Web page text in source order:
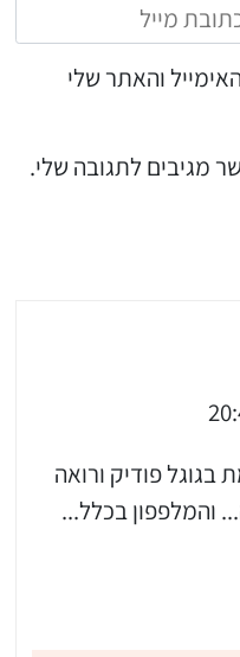
והאתר שלי
מגיבים לתגובה שלי.
פודיק ורואה
והמלפפון בכלל...